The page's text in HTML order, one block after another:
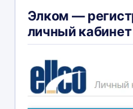
Элком —
личный